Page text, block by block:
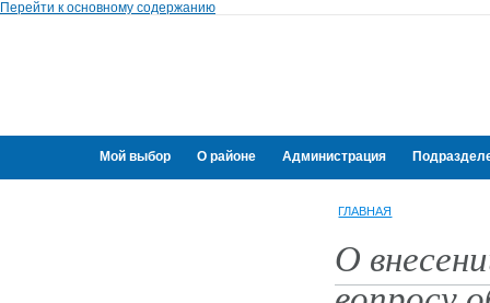
Перейти к основному содержанию
Мой выбор О районе Администрация
ГЛАВНАЯ
О